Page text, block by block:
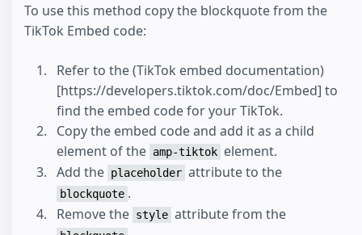
To use this method copy the blockquote from the
TikTok Embed code:
Refer to the (TikTok embed documentation)
[https://developers.tiktok.com/doc/Embed] to
find the embed code for your TikTok.
Copy the embed code and add it as a child
element of the amp-tiktok element.
Add the placeholder attribute to the
blockquote .
Remove the style attribute from the